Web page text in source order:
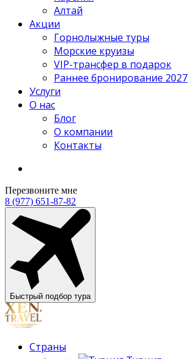
Алтай
Акции
Горнолыжные туры
Морские круизы
VIP-трансфер в подарок
Раннее бронирование 2027
Услуги
О нас
Блог
О компании
Контакты
Перезвоните мне
8 (977) 651-87-82
Быстрый подбор тура
Страны